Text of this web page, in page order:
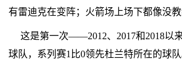
有雷迪克在变阵；火箭场上场下都像没教
这是第一次——2012、2017和2018
球队，系列赛1比0领先杜兰特所在的球队